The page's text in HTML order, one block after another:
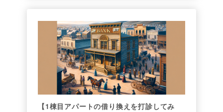
【1棟目アパートの借り換えを打診してみ